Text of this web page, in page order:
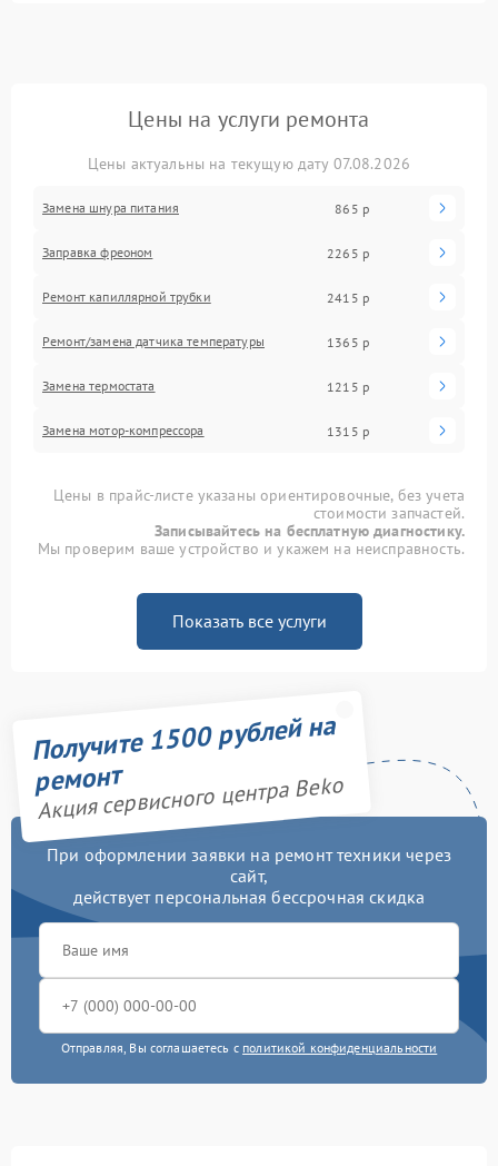
Цены на услуги ремонта
Цены актуальны на текущую дату 07.08.2026
Замена шнура питания 865 р
Заправка фреоном 2265 р
Ремонт капиллярной трубки 2415 р
Ремонт/замена датчика температуры 1365 р
Замена термостата 1215 р
Замена мотор-компрессора 1315 р
Цены в прайс-листе указаны ориентировочные, без учета
стоимости запчастей.
Записывайтесь на бесплатную диагностику.
Мы проверим ваше устройство и укажем на неисправность.
Показать все услуги
Получите 1500 рублей на
ремонт
Акция сервисного центра Beko
При оформлении заявки на ремонт техники через
сайт,
действует персональная бессрочная скидка
Отправляя, Вы соглашаетесь с политикой конфиденциальности